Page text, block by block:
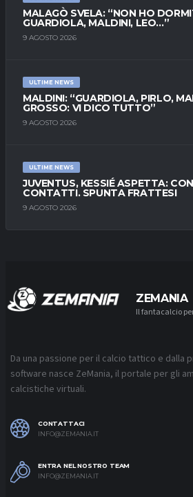
MALAGÒ SVELA: “NON HO
GUARDIOLA, MALDINI, LEO…”
9 AGOSTO 2026
ULTIME NEWS
MALDINI: “GUARDIOLA, PIRLO,
GROSSO: VI DICO TUTTO”
9 AGOSTO 2026
ULTIME NEWS
JUVENTUS, KESSIÉ ASPETTA:
CONTATTI. SPUNTA FRATTESI
9 AGOSTO 2026
ZEMANIA
Il fantacalcio
Da una passione per il calcio tattico e dalla
software nasce ZeMania, il portale per gli
calcistiche virtuali.
CONTATTACI
INFO@ZEMANIA.IT
ENTRA NEL NOSTRO TEAM
INFO@ZEMANIA.IT